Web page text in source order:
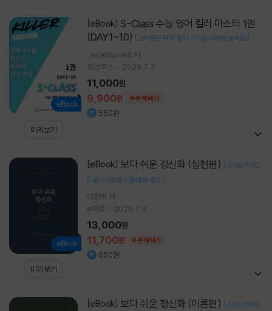
미리보기
[eBook] S-Class 수능 영어 킬러 마스터 1권
(DAY1~10) [ 스마트한 PDF 필기 기능을 사용해 보세요! ]
JadeWolveS 저
청랑북스
2026.7.3.
9,900원 쿠폰혜택가
11,000원
550원
미리보기
[eBook] 보다 쉬운 정신화 (실천편) [ 스마트한 PD
F 필기 기능을 사용해 보세요! ]
이정하 저
e퍼플
2026.7.3.
11,700원 쿠폰혜택가
13,000원
650원
[eBook] 보다 쉬운 정신화 (이론편) [ 스마트한 PD